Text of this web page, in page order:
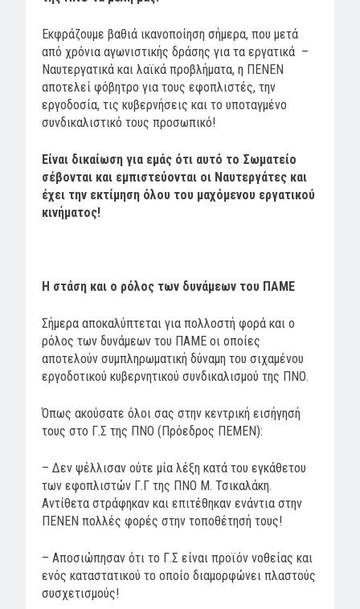
Εκφράζουμε βαθιά ικανοποίηση σήμερα, που μετά
από χρόνια αγωνιστικής δράσης για τα εργατικά –
Ναυτεργατικά και λαϊκά προβλήματα, η ΠΕΝΕΝ
αποτελεί φόβητρο για τους εφοπλιστές, την
εργοδοσία, τις κυβερνήσεις και το υποταγμένο
συνδικαλιστικό τους προσωπικό!
Είναι δικαίωση για εμάς ότι αυτό το Σωματείο
σέβονται και εμπιστεύονται οι Ναυτεργάτες και
έχει την εκτίμηση όλου του μαχόμενου εργατικού
κινήματος!
Η στάση και ο ρόλος των δυνάμεων του ΠΑΜΕ
Σήμερα αποκαλύπτεται για πολλοστή φορά και ο
ρόλος των δυνάμεων του ΠΑΜΕ οι οποίες
αποτελούν συμπληρωματική δύναμη του σιχαμένου
εργοδοτικού κυβερνητικού συνδικαλισμού της ΠΝΟ.
Όπως ακούσατε όλοι σας στην κεντρική εισήγησή
τους στο Γ.Σ της ΠΝΟ (Πρόεδρος ΠΕΜΕΝ):
– Δεν ψέλλισαν ούτε μία λέξη κατά του εγκάθετου
των εφοπλιστών Γ.Γ της ΠΝΟ Μ. Τσικαλάκη.
Αντίθετα στράφηκαν και επιτέθηκαν ενάντια στην
ΠΕΝΕΝ πολλές φορές στην τοποθέτησή τους!
– Αποσιώπησαν ότι το Γ.Σ είναι προϊόν νοθείας και
ενός καταστατικού το οποίο διαμορφώνει πλαστούς
συσχετισμούς!